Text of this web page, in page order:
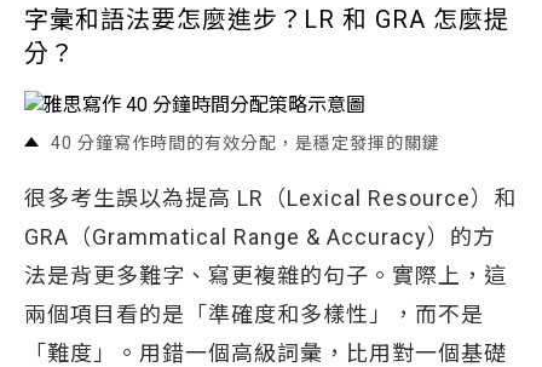
字彙和語法要怎麼進步？LR 和 GRA 怎麼提
分？
40 分鐘寫作時間的有效分配，是穩定發揮的關鍵
很多考生誤以為提高 LR（Lexical Resource）和
GRA（Grammatical Range & Accuracy）的方
法是背更多難字、寫更複雜的句子。實際上，這
兩個項目看的是「準確度和多樣性」，而不是
「難度」。用錯一個高級詞彙，比用對一個基礎